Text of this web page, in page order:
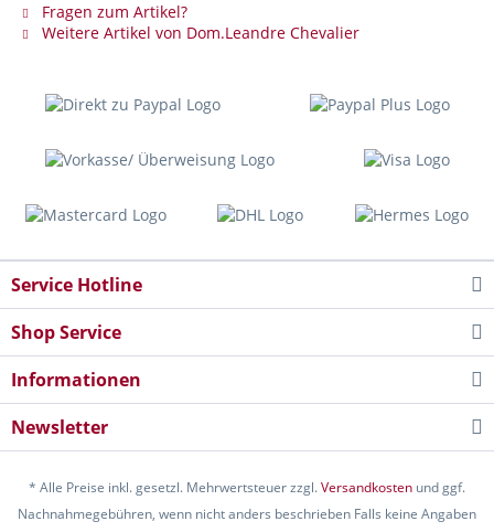
Fragen zum Artikel?
Weitere Artikel von Dom.Leandre Chevalier
Service Hotline
Shop Service
Informationen
Newsletter
* Alle Preise inkl. gesetzl. Mehrwertsteuer zzgl.Versandkosten und ggf.
Nachnahmegebühren, wenn nicht anders beschrieben Falls keine Angaben